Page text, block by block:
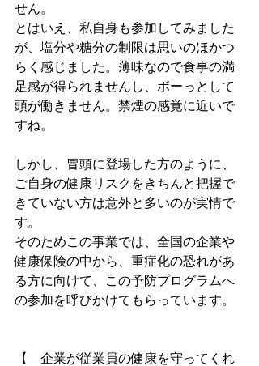
せん。
とはいえ、私自身も参加してみました
が、塩分や糖分の制限は思いのほかつ
らく感じました。薄味なので食事の満
足感が得られませんし、ボーっとして
頭が働きません。禁煙の感覚に近いで
すね。
しかし、冒頭に登場した方のように、
ご自身の健康リスクをきちんと把握で
きていない方は意外と多いのが実情で
す。
そのためこの事業では、全国の企業や
健康保険の中から、重症化の恐れがあ
る方に向けて、この予防プログラムへ
の参加を呼びかけてもらっています。
【　企業が従業員の健康を守ってくれ